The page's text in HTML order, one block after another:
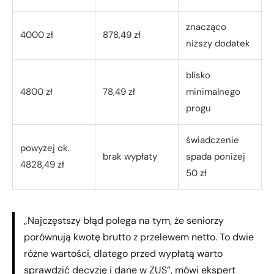
4000 zł 878,49 zł
znacząco
niższy dodatek
4800 zł 78,49 zł
blisko
minimalnego
progu
powyżej ok.
4828,49 zł
brak wypłaty
świadczenie
spada poniżej
50 zł
„Najczęstszy błąd polega na tym, że seniorzy
porównują kwotę brutto z przelewem netto. To dwie
różne wartości, dlatego przed wypłatą warto
sprawdzić decyzję i dane w ZUS”, mówi ekspert